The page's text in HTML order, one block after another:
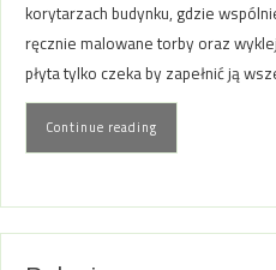
korytarzach budynku, gdzie
ręcznie malowane torby oraz
płyta tylko czeka by zapełnić ją
Continue reading